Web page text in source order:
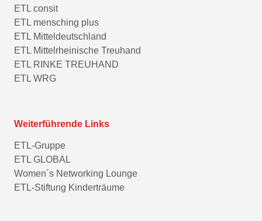
ETL consit
ETL mensching plus
ETL Mitteldeutschland
ETL Mittelrheinische Treuhand
ETL RINKE TREUHAND
ETL WRG
Weiterführende Links
ETL-Gruppe
ETL GLOBAL
Women´s Networking Lounge
ETL-Stiftung Kinderträume